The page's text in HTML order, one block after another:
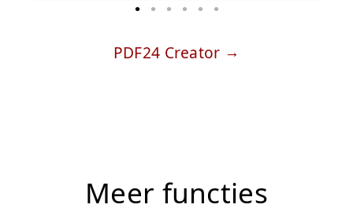
PDF24 Creator
Meer functies